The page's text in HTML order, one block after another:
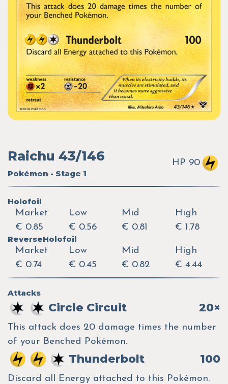
Raichu 43/146
Pokémon - Stage 1
HP 90
Holofoil
Market
€ 0.85
Low
€ 0.56
Mid
€ 0.81
High
€ 1.78
ReverseHolofoil
Market
€ 0.74
Low
€ 0.45
Mid
€ 0.82
High
€ 4.44
Attacks
Circle Circuit 20×
This attack does 20 damage times the number
of your Benched Pokémon.
Thunderbolt 100
Discard all Energy attached to this Pokémon.